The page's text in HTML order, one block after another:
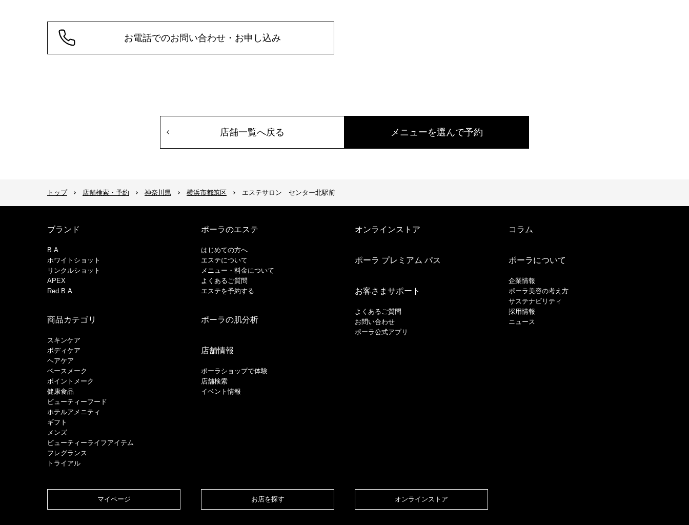
お電話でのお問い合わせ・お申し込み
メニューを選んで予約
店舗一覧へ戻る
トップ 店舗検索・予約 神奈川県 横浜市都筑区 エステサロン センター北駅前
ブランド
B.A
ホワイトショット
リンクルショット
APEX
Red B.A
商品カテゴリ
スキンケア
ボディケア
ヘアケア
​ベースメーク​
ポイントメーク​
健康食品
ビューティーフード
ホテルアメニティ
ギフト
メンズ
ビューティーライフアイテム
フレグランス
トライアル
ポーラのエステ
はじめての方へ
エステについて
メニュー・料金について
よくあるご質問
エステを予約する
ポーラの肌分析
店舗情報
ポーラショップで体験
店舗検索
イベント情報
オンラインストア
ポーラ プレミアム パス
お客さまサポート
よくあるご質問
お問い合わせ
ポーラ公式アプリ
コラム
ポーラについて
企業情報
ポーラ美容の考え方
サステナビリティ
採用情報
ニュース
マイページ​ お店を探す​ オンラインストア​